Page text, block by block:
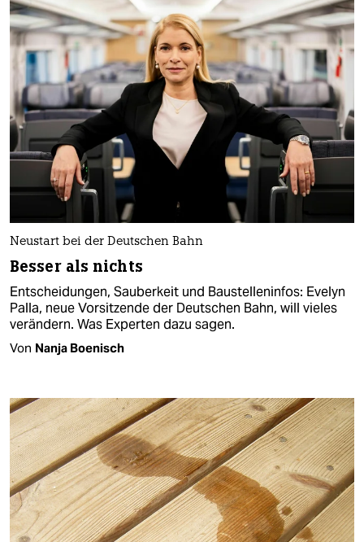
Neustart bei der Deutschen Bahn
Besser als nichts
Entscheidungen, Sauberkeit und Baustelleninfos: Evelyn
Palla, neue Vorsitzende der Deutschen Bahn, will vieles
verändern. Was Ex­per­ten dazu sagen.
Von Nanja Boenisch